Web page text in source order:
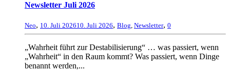
Newsletter Juli 2026
Neo, 10. Juli 202610. Juli 2026, Blog, Newsletter, 0
„Wahrheit führt zur Destabilisierung“ … was passiert, wenn
„Wahrheit“ in den Raum kommt? Was passiert, wenn Dinge
benannt werden,...